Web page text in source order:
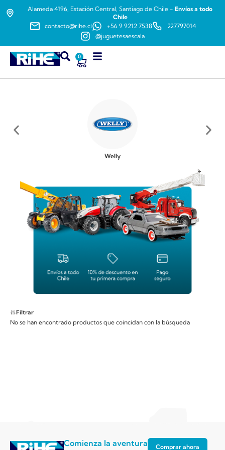
Alameda 4196, Estación Central, Santiago de Chile - Envíos a todo
Chile
contacto@rihe.cl
+56 9 9212 7538
227797014
@juguetesaescala
0
Welly
Filtrar
No se han encontrado productos que coincidan con la búsqueda
Comienza la aventura Comprar ahora